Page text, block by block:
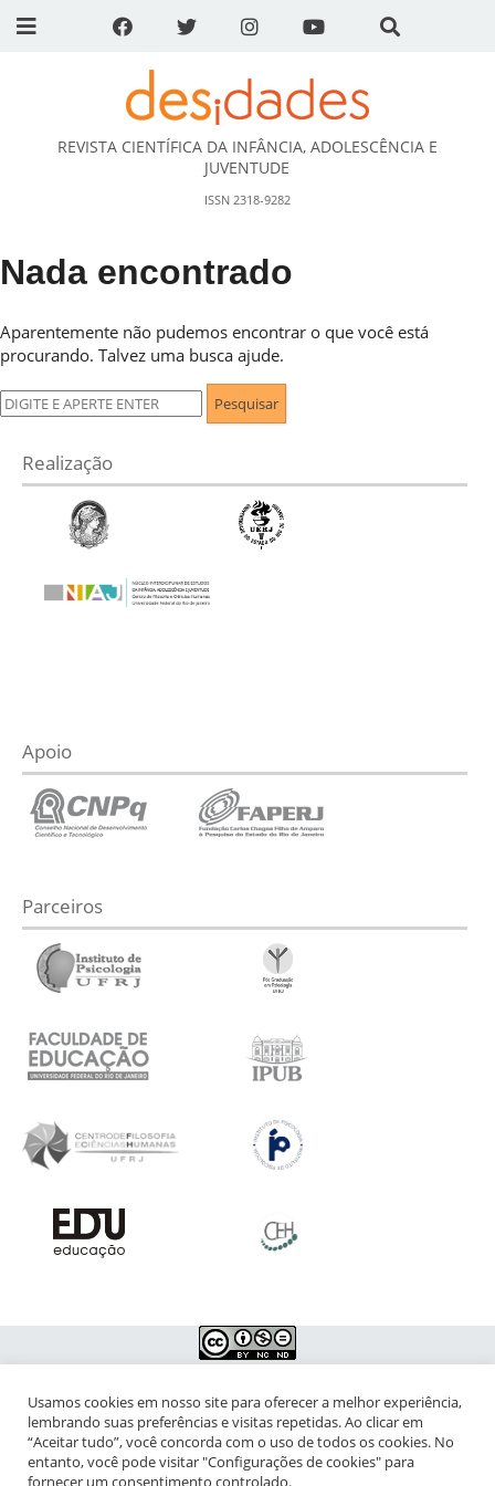
DESidades
REVISTA CIENTÍFICA DA INFÂNCIA, ADOLESCÊNCIA E
JUVENTUDE
ISSN 2318-9282
Nada encontrado
Aparentemente não pudemos encontrar o que você está
procurando. Talvez uma busca ajude.
Pesquisar
por:
Realização
Apoio
Parceiros
NIPIAC – Núcleo Interdisciplinar de Pesquisa para a Infância e
Adolescência Contemporâneas
Universidade Federal do Rio de Janeiro - Campus da Praia Vermelha
Usamos cookies em nosso site para oferecer a melhor experiência,
lembrando suas preferências e visitas repetidas. Ao clicar em
“Aceitar tudo”, você concorda com o uso de todos os cookies. No
entanto, você pode visitar "Configurações de cookies" para
fornecer um consentimento controlado.